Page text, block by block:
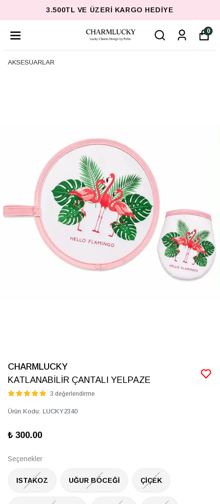
3.500TL VE ÜZERI KARGO HEDIYE
0
AKSESUARLAR
CHARMLUCKY
KATLANABİLİR ÇANTALI YELPAZE
3 değerlendirme
Ürün Kodu: LUCKY2340
₺ 300.00
Seçenekler
ISTAKOZ UĞUR BÖCEĞİ ÇİÇEK